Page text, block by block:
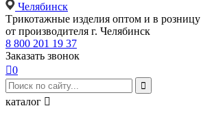
Челябинск
Tрикотажные изделия оптом и в розницу
от производителя г. Челябинск
8 800 201 19 37
Заказать звонок
0

каталог 